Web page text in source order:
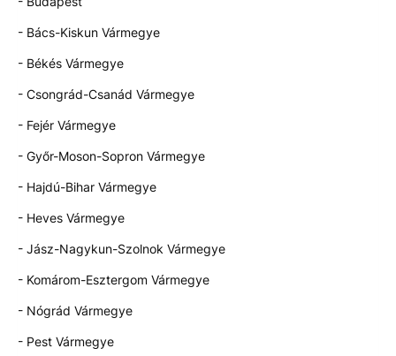
- Bács-Kiskun Vármegye
- Békés Vármegye
- Csongrád-Csanád Vármegye
- Fejér Vármegye
- Győr-Moson-Sopron Vármegye
- Hajdú-Bihar Vármegye
- Heves Vármegye
- Jász-Nagykun-Szolnok Vármegye
- Komárom-Esztergom Vármegye
- Nógrád Vármegye
- Pest Vármegye